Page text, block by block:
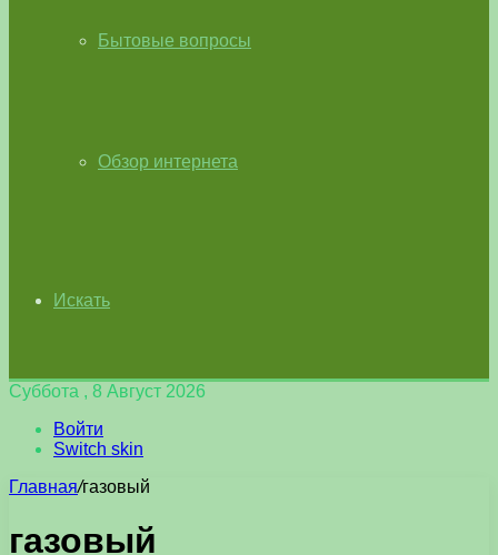
Бытовые вопросы
Обзор интернета
Искать
Суббота , 8 Август 2026
Войти
Switch skin
Главная/газовый
газовый